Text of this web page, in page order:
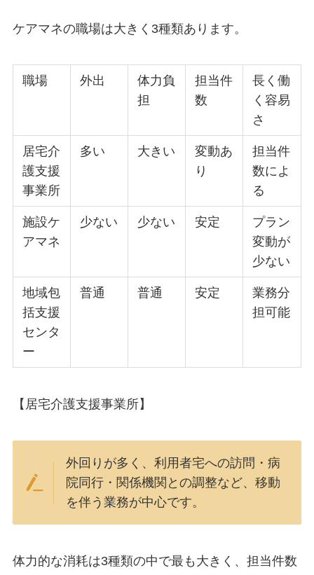
ケアマネの職場は大きく3種類あります。
職場 外出
体力負
担
担当件
数
長く働
く容易
さ
居宅介
護支援
事業所
多い 大きい
変動あ
り
担当件
数によ
る
施設ケ
アマネ
少ない 少ない 安定
プラン
変動が
少ない
地域包
括支援
センタ
ー
普通 普通 安定
業務分
担可能
【居宅介護支援事業所】
外回りが多く、利用者宅への訪問・病
院同行・関係機関との調整など、移動
を伴う業務が中心です。
体力的な消耗は3種類の中で最も大きく、担当件数